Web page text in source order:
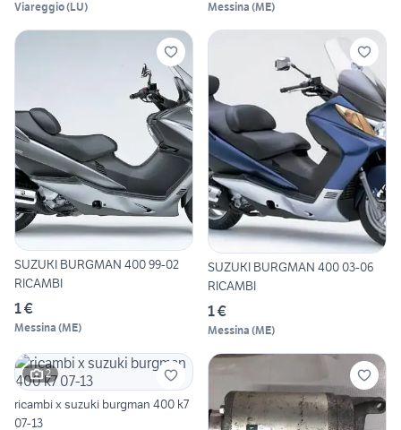
Viareggio(LU) Messina (ME)
SUZUKI BURGMAN 400 99-02
RICAMBI
1 €
Messina (ME)
SUZUKI BURGMAN 400 03-06
RICAMBI
1 €
Messina (ME)
2
ricambi x suzuki burgman 400 k7
07-13